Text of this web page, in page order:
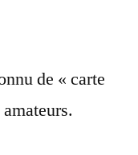
de « carte